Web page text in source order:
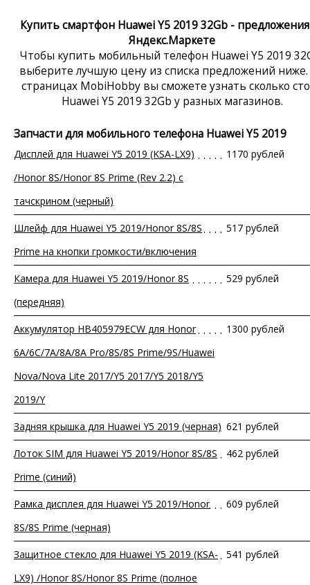
Купить смартфон Huawei Y5 2019 32Gb -
Яндекс.Маркете
Чтобы купить мобильный телефон Huawei Y5 2019
выберите лучшую цену из списка предложений
страницах MobiHobby вы сможете узнать сколько
Huawei Y5 2019 32Gb у разных магазинов.
Запчасти для мобильного телефона Huawei Y5 2019
Дисплей для Huawei Y5 2019 (KSA-LX9)
/Honor 8S/Honor 8S Prime (Rev 2.2) с
тачскрином (черный)
1170 рублей
Шлейф для Huawei Y5 2019/Honor 8S/8S
Prime на кнопки громкости/включения
517 рублей
Камера для Huawei Y5 2019/Honor 8S
(передняя)
529 рублей
Аккумулятор HB405979ECW для Honor
6A/6C/7A/8A/8A Pro/8S/8S Prime/9S/Huawei
Nova/Nova Lite 2017/Y5 2017/Y5 2018/Y5
2019/Y
1300 рублей
Задняя крышка для Huawei Y5 2019 (черная) 621 рублей
Лоток SIM для Huawei Y5 2019/Honor 8S/8S
Prime (синий)
462 рублей
Рамка дисплея для Huawei Y5 2019/Honor
8S/8S Prime (черная)
609 рублей
Защитное стекло для Huawei Y5 2019 (KSA-
LX9) /Honor 8S/Honor 8S Prime (полное
541 рублей